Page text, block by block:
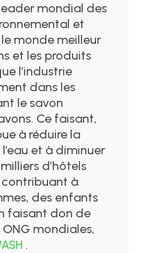
mondial des
et
monde meilleur
et les produits
l’industrie
dans les
le savon
Ce faisant,
à réduire la
et à diminuer
d’hôtels
à
des enfants
faisant don de
mondiales,
.